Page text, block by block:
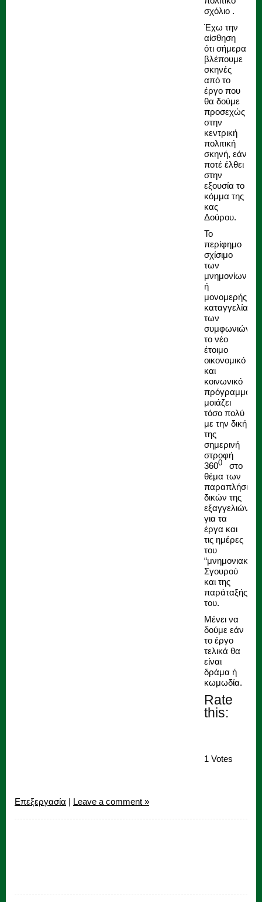
σχόλιο .
Έχω την
αίσθηση
ότι σήμερα
βλέπουμε
σκηνές
από το
έργο που
θα δούμε
προσεχώς
στην
κεντρική
πολιτική
σκηνή, εάν
ποτέ έλθει
στην
εξουσία το
κόμμα της
κας
Δούρου.
Το
περίφημο
σχίσιμο
των
μνημονίων
ή
μονομερής
καταγγελία
των
συμφωνιών,
το νέο
έτοιμο
οικονομικό
και
κοινωνικό
πρόγραμμα,
μοιάζει
τόσο πολύ
με την δική
της
σημερινή
στροφή
3600
στο
θέμα των
παραπλήσιων
δικών της
εξαγγελιών
για τα
έργα και
τις ημέρες
του
“μνημονιακού”
Σγουρού
και της
παράταξής
του.
Μένει να
δούμε εάν
το έργο
τελικά θα
είναι
δράμα ή
κωμωδία.
Rate
this:
1 Votes
Επεξεργασία | Leave a comment »